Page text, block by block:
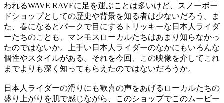
われるWAVE RAVEに足を運ぶことは多いけど、スノーボー
ドショップとしての歴史や背景を知る者は少ないだろう。ま
た、春になるとパークで目にするトリッキーな日本人ライダ
ーたちのことも、マンモスローカルたちはあまり知らなかっ
たのではないか。上手い日本人ライダーのなかにもいろんな
個性やスタイルがある。それを今回、この映像を介してこれ
までよりも深く知ってもらえたのではないだろうか。
日本人ライダーの滑りにも歓喜の声をあげるローカルたちの
盛り上がりを肌で感じながら、このショップでこのムービー